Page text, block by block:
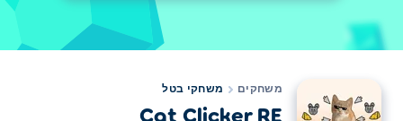
משחקים משחקי בטל
Cat Clicker RE